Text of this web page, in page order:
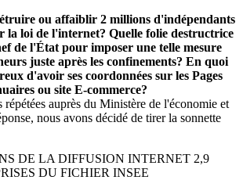
ou affaiblir 2 millions d'indépendants
la loi de l'internet? Quelle folie destructrice
de l'État pour imposer une telle mesure
juste après les confinements? En quoi
d'avoir ses coordonnées sur les Pages
ou site E-commerce?
répétées auprès du Ministère de l'économie et
nous avons décidé de tirer la sonnette
DE LA DIFFUSION INTERNET 2,9
DU FICHIER INSEE